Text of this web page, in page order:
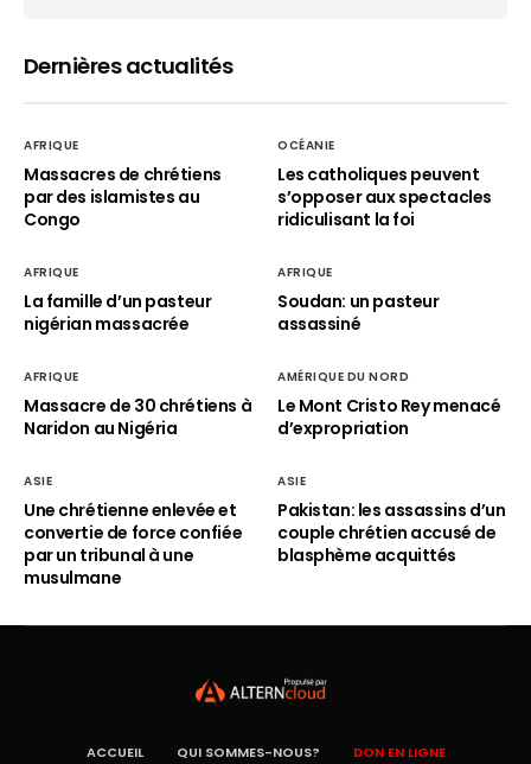
Dernières actualités
AFRIQUE
Massacres de chrétiens
par des islamistes au
Congo
OCÉANIE
Les catholiques peuvent
s’opposer aux spectacles
ridiculisant la foi
AFRIQUE
La famille d’un pasteur
nigérian massacrée
AFRIQUE
Soudan: un pasteur
assassiné
AFRIQUE
Massacre de 30 chrétiens à
Naridon au Nigéria
AMÉRIQUE DU NORD
Le Mont Cristo Rey menacé
d’expropriation
ASIE
Une chrétienne enlevée et
convertie de force confiée
par un tribunal à une
musulmane
ASIE
Pakistan: les assassins d’un
couple chrétien accusé de
blasphème acquittés
ACCUEIL QUI SOMMES-NOUS? DON EN LIGNE